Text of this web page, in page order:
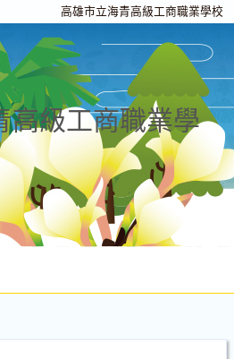
高雄市立海青高級工商職業學校
高級工商職業學